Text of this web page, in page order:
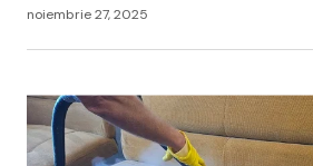
noiembrie 27, 2025